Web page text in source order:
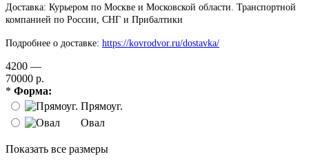
Доставка: Курьером по Москве и Московской области. Транспортной
компанией по России, СНГ и Прибалтики
Подробнее о доставке: https://kovrodvor.ru/dostavka/
4200 —
70000 р.
* Форма:
Прямоуг.
Овал
Показать все размеры